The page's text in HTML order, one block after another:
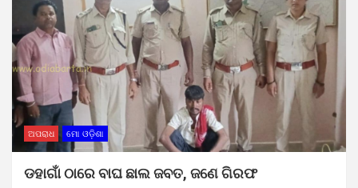
ଅପରାଧ ମୋ ଓଡ଼ିଶା
ଡହାଗାଁ ଠାରେ ବାଘ ଛାଲ ଜବତ, ଜଣେ ଗିରଫ